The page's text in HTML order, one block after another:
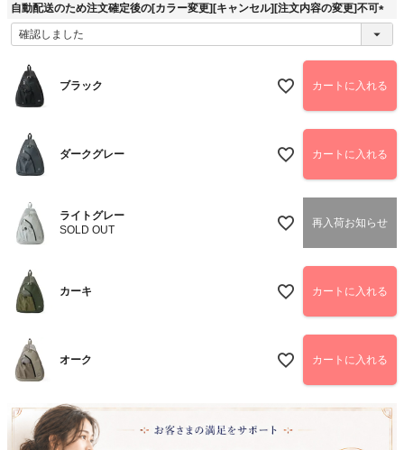
自動配送のため注文確定後の[カラー変更][キャンセル][注文内容の変更]不可
(
ブラック
カートに入れる
ダークグレー カートに入れる
ライトグレー
SOLD OUT
再入荷お知らせ
カーキ カートに入れる
オーク カートに入れる